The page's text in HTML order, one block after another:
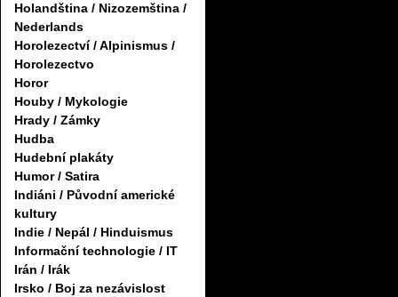
Holandština / Nizozemština /
Nederlands
Horolezectví / Alpinismus /
Horolezectvo
Horor
Houby / Mykologie
Hrady / Zámky
Hudba
Hudební plakáty
Humor / Satira
Indiáni / Původní americké
kultury
Indie / Nepál / Hinduismus
Informační technologie / IT
Irán / Irák
Irsko / Boj za nezávislost